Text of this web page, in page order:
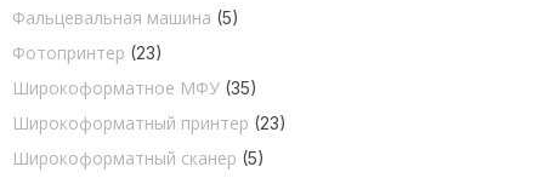
Фальцевальная машина (5)
Фотопринтер (23)
Широкоформатное МФУ (35)
Широкоформатный принтер (23)
Широкоформатный сканер (5)